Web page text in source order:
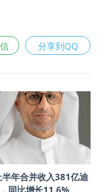
分享到QQ
年合并收入381亿迪